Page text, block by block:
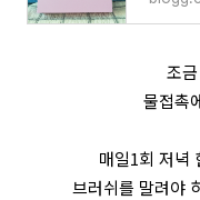
조
물접촉
매일1회 저녁
브러쉬를 말려야